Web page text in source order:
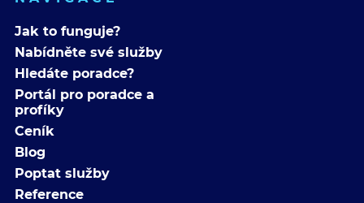
Jak to funguje?
Nabídněte své služby
Hledáte poradce?
Portál pro poradce a
profíky
Ceník
Blog
Poptat služby
Reference